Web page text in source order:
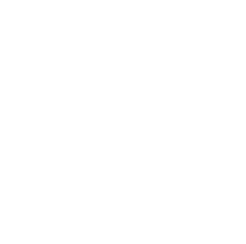
01-15)